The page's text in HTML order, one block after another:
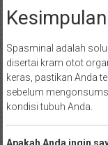
Kesimpulan
Spasminal adalah
disertai kram otot
keras, pastikan Anda
sebelum
kondisi tubuh Anda.
Apakah Anda ingin